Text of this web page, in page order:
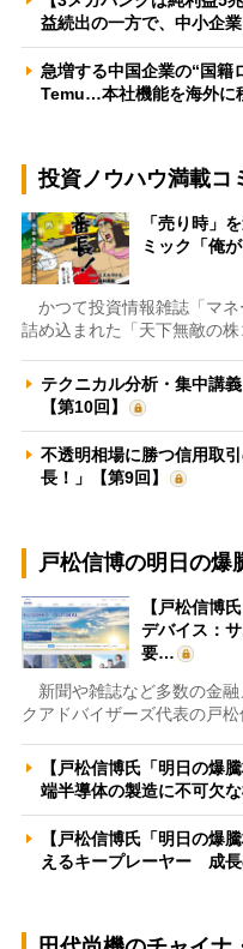
益続出の一方で、中小企
急増する中国企業の“国
Temu…本社機能を海外に
投資ノウハウ満載コ
「売り時」
ミック「俺
かつて投資情報雑誌「マネ
詰め込まれた「天下無敵の
テクニカル分析・集中講
【第10回】
不透明相場に勝つ信用取
長！」【第9回】
戸松信博の明日の爆
【戸松信博
デバイス：
要…
新聞や雑誌など多数の金融
クアドバイザーズ代表の戸
【戸松信博氏「明日の爆
端半導体の製造に不可欠
【戸松信博氏「明日の爆
えるキープレーヤー 成